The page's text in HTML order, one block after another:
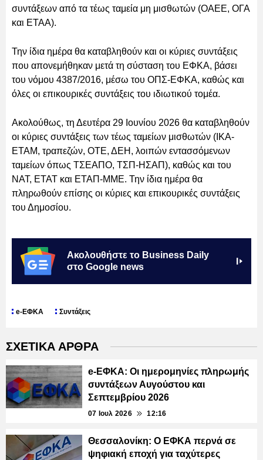
συντάξεων από τα τέως ταμεία μη μισθωτών (ΟΑΕΕ, ΟΓΑ
και ΕΤΑΑ).
Την ίδια ημέρα θα καταβληθούν και οι κύριες συντάξεις
που απονεμήθηκαν μετά τη σύσταση του ΕΦΚΑ, βάσει
του νόμου 4387/2016, μέσω του ΟΠΣ-ΕΦΚΑ, καθώς και
όλες οι επικουρικές συντάξεις του ιδιωτικού τομέα.
Ακολούθως, τη Δευτέρα 29 Ιουνίου 2026 θα καταβληθούν
οι κύριες συντάξεις των τέως ταμείων μισθωτών (ΙΚΑ-
ΕΤΑΜ, τραπεζών, ΟΤΕ, ΔΕΗ, λοιπών εντασσόμενων
ταμείων όπως ΤΣΕΑΠΟ, ΤΣΠ-ΗΣΑΠ), καθώς και του
ΝΑΤ, ΕΤΑΤ και ΕΤΑΠ-ΜΜΕ. Την ίδια ημέρα θα
πληρωθούν επίσης οι κύριες και επικουρικές συντάξεις
του Δημοσίου.
Ακολουθήστε το Business Daily
στο Google news
e-ΕΦΚΑ Συντάξεις
ΣΧΕΤΙΚΑ ΑΡΘΡΑ
e-ΕΦΚΑ: Οι ημερομηνίες πληρωμής
συντάξεων Αυγούστου και
Σεπτεμβρίου 2026
07 Ιουλ 2026 12:16
Θεσσαλονίκη: Ο ΕΦΚΑ περνά σε
ψηφιακή εποχή για ταχύτερες